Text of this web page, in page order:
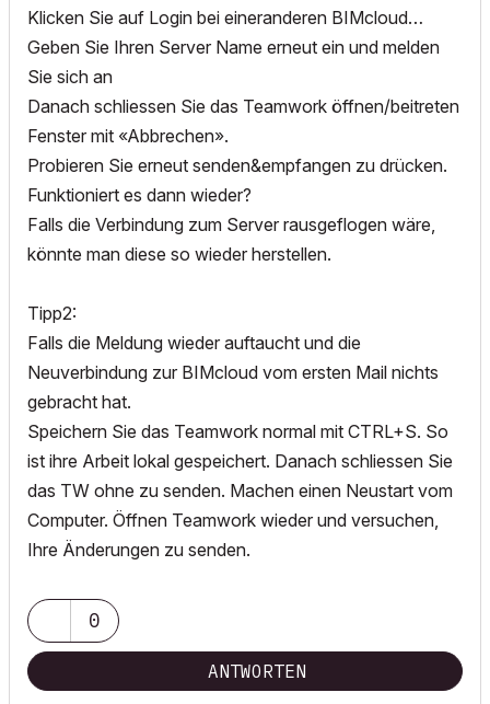
Klicken Sie auf Login bei eineranderen BIMcloud…
Geben Sie Ihren Server Name erneut ein und melden
Sie sich an
Danach schliessen Sie das Teamwork öffnen/beitreten
Fenster mit «Abbrechen».
Probieren Sie erneut senden&empfangen zu drücken.
Funktioniert es dann wieder?
Falls die Verbindung zum Server rausgeflogen wäre,
könnte man diese so wieder herstellen.
Tipp2:
Falls die Meldung wieder auftaucht und die
Neuverbindung zur BIMcloud vom ersten Mail nichts
gebracht hat.
Speichern Sie das Teamwork normal mit CTRL+S. So
ist ihre Arbeit lokal gespeichert. Danach schliessen Sie
das TW ohne zu senden. Machen einen Neustart vom
Computer. Öffnen Teamwork wieder und versuchen,
Ihre Änderungen zu senden.
0
ANTWORTEN